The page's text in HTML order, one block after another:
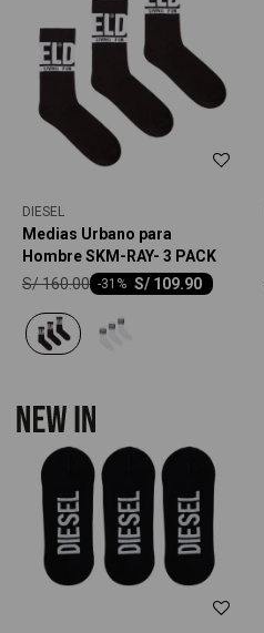
DIESEL
Medias Urbano para
Hombre SKM-RAY- 3 PACK
S/ 109.90
-31
S/160.00